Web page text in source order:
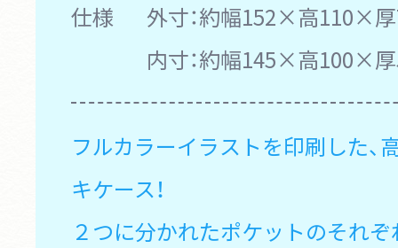
仕様
外寸：約幅152×高110×
内寸：約幅145×高100×
フルカラーイラストを印刷した、
キケース！
２つに分かれたポケットのそれぞ